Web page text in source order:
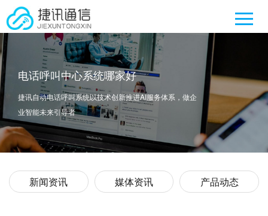
电话呼叫中心系统哪家好
捷讯自动电话呼叫系统以技术创新推进AI服务体系，做企
业智能未来引导者
新闻资讯 媒体资讯 产品动态